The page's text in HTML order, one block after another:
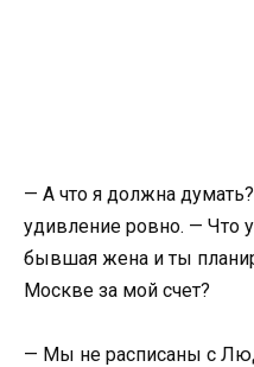
— А что я должна
удивление ровно. — Что у
бывшая жена и ты
Москве за мой счет?
— Мы не расписаны с